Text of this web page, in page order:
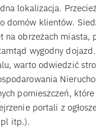
lokalizacja.
domów klientów.
na obrzeżach miasta,
wygodny
warto odwiedzić
pomieszczeń,
portali z
itp.).